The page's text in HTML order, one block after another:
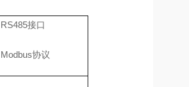
RS485接口
Modbus协议